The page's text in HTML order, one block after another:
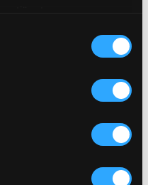
Köp
KLEEN OIL FILTER